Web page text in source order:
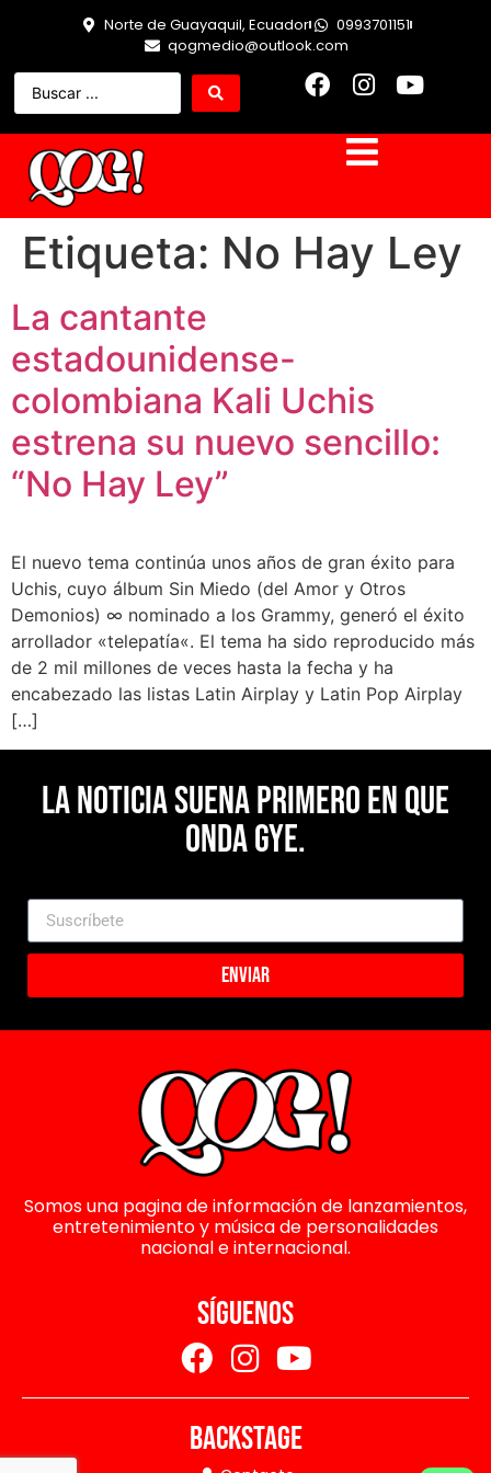
Norte de Guayaquil, Ecuador
0993701151
qogmedio@outlook.com
Etiqueta: No Hay Ley
La cantante
estadounidense-
colombiana Kali Uchis
estrena su nuevo sencillo:
“No Hay Ley”
El nuevo tema continúa unos años de gran éxito para
Uchis, cuyo álbum Sin Miedo (del Amor y Otros
Demonios) ∞ nominado a los Grammy, generó el éxito
arrollador «telepatía«. El tema ha sido reproducido más
de 2 mil millones de veces hasta la fecha y ha
encabezado las listas Latin Airplay y Latin Pop Airplay
[…]
La noticia suena primero en Que
Onda Gye.
Enviar
Somos una pagina de información de lanzamientos,
entretenimiento y música de personalidades
nacional e internacional.
SÍGUENOS
BACKSTAGE